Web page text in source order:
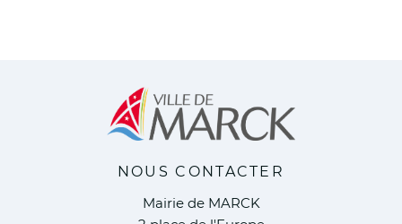
NOUS CONTACTER
Mairie de MARCK